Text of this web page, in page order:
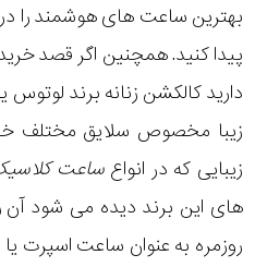
بهترین ساعت های هوشمند را
پیدا کنید. همچنین اگر قصد
دارید کالکشن زنانه برند
زیبا مخصوص سلایق مختلف
زیبایی که در انواعساعت
های این برند دیده می شود آن
روزمره به عنوان ساعت